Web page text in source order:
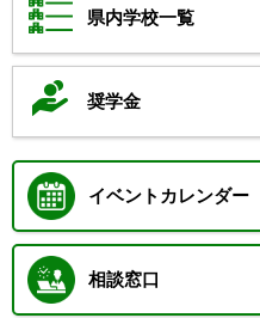
県内学校一覧
奨学金
イベントカレンダー
相談窓口